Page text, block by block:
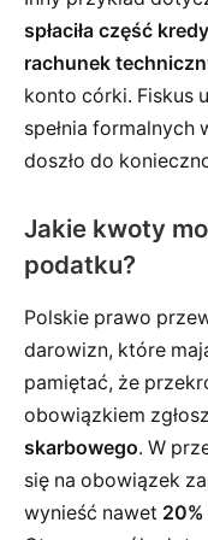
spłaciła część
rachunek
konto córki. Fiskus
spełnia formalnych
doszło do
Jakie kwoty
podatku?
Polskie prawo
darowizn, które
pamiętać, że
obowiązkiem
skarbowego. W
się na obowiązek
wynieść nawet 20%